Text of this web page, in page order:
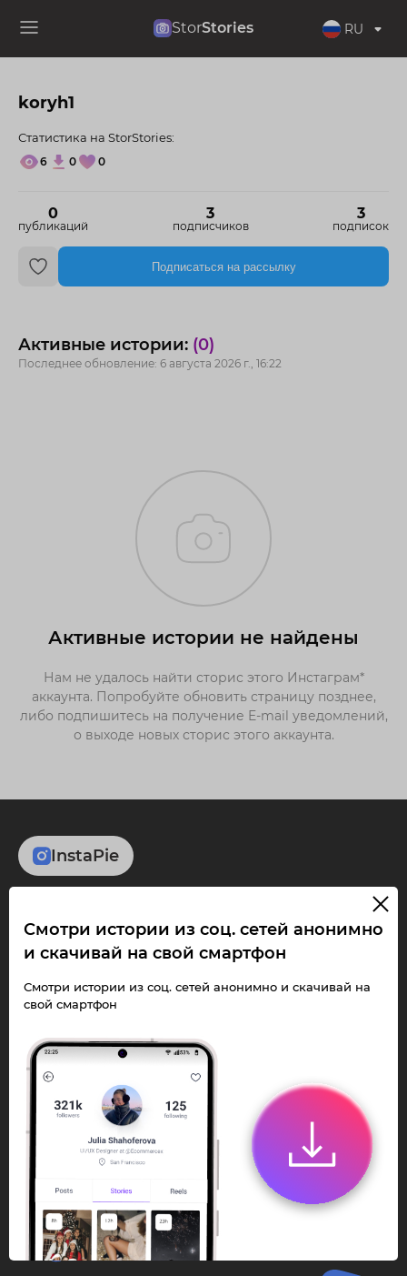
StorStories RU
koryh1
0
публикаций
3
подписчиков
3
подписок
Статистика на StorStories:
6 0 0
Подписаться на рассылку
Активные истории: (0)
Последнее обновление: 6 августа 2026 г., 16:22
Активные истории не найдены
Нам не удалось найти сторис этого Инстаграм*
аккаунта. Попробуйте обновить страницу позднее,
либо подпишитесь на получение E-mail уведомлений,
о выходе новых сторис этого аккаунта.
InstaPie
Смотри Stories и
скачивай Reels без
ограничений!
скачивайStories,Reels
или Telegram-приложении.
Быстро, просто и удобно.
Перейти к боту
Смотри истории из соц. сетей анонимно
и скачивай на свой смартфон
Смотри истории из соц. сетей анонимно и скачивай на
свой смартфон